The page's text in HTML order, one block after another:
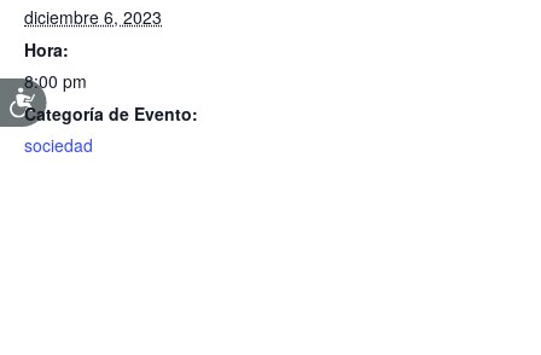
diciembre 6, 2023
Hora:
8:00 pm
Categoría de Evento:
sociedad